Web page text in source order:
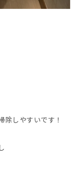
除しやすいです！